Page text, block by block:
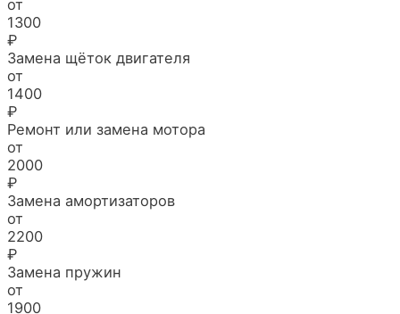
от
1300
₽
Замена щёток двигателя
от
1400
₽
Ремонт или замена мотора
от
2000
₽
Замена амортизаторов
от
2200
₽
Замена пружин
от
1900